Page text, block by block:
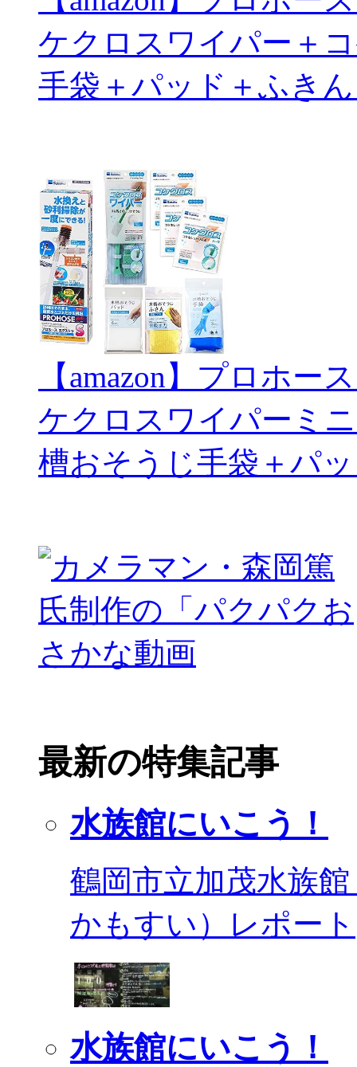
ケクロスワイパー＋
手袋＋パッド＋ふき
【amazon】プロホー
ケクロスワイパーミ
槽おそうじ手袋＋パ
最新の特集記事
水族館にいこう！
鶴岡市立加茂水族
かもすい）レポート
水族館にいこう！